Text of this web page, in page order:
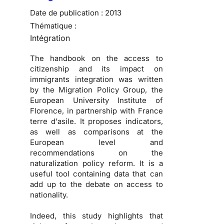
Date de publication : 2013
Thématique :
Intégration
The handbook on the access to
citizenship and its impact on
immigrants integration was written
by the Migration Policy Group, the
European University Institute of
Florence, in partnership with France
terre d'asile. It proposes indicators,
as well as comparisons at the
European level and
recommendations on the
naturalization policy reform. It is a
useful tool containing data that can
add up to the debate on access to
nationality.
Indeed, this study highlights that